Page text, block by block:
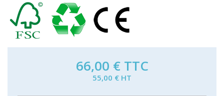
66,00 € TTC
55,00 € HT